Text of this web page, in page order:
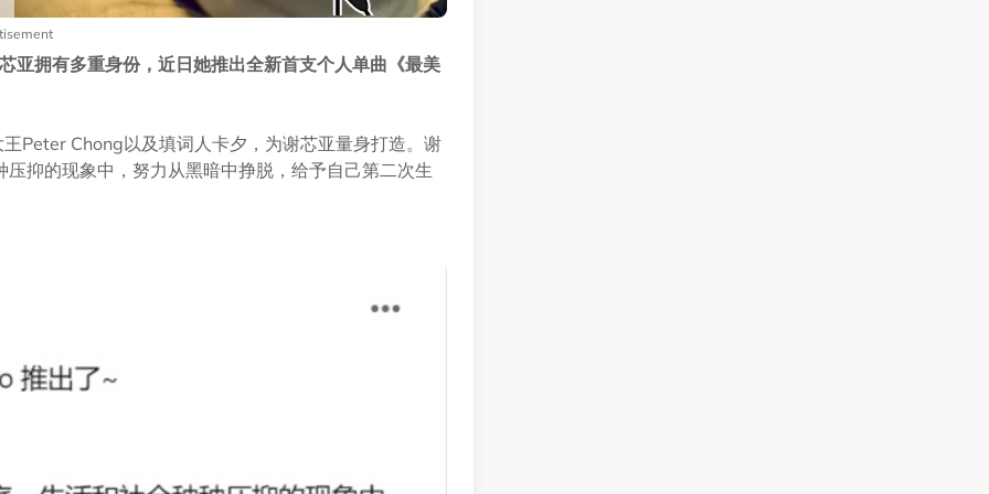
拥有多重身份，近日她推出全新首支个人单曲《最美
Peter Chong以及填词人卡夕，为谢芯亚量身打造。谢
抑的现象中，努力从黑暗中挣脱，给予自己第二次生